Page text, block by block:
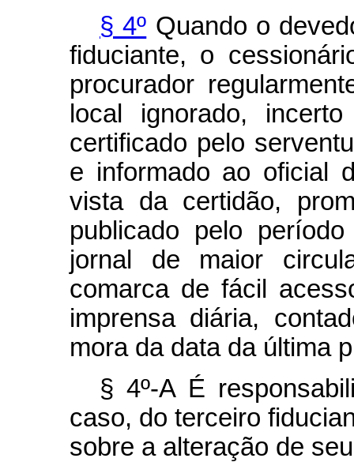
§ 4º Quando o
fiduciante, o
procurador
local ignorado,
certificado pelo
e informado ao oficial
vista da certidão,
publicado pelo
jornal de maior
comarca de fácil
imprensa diária,
mora da data da última
§ 4º-A É
caso, do terceiro
sobre a alteração de